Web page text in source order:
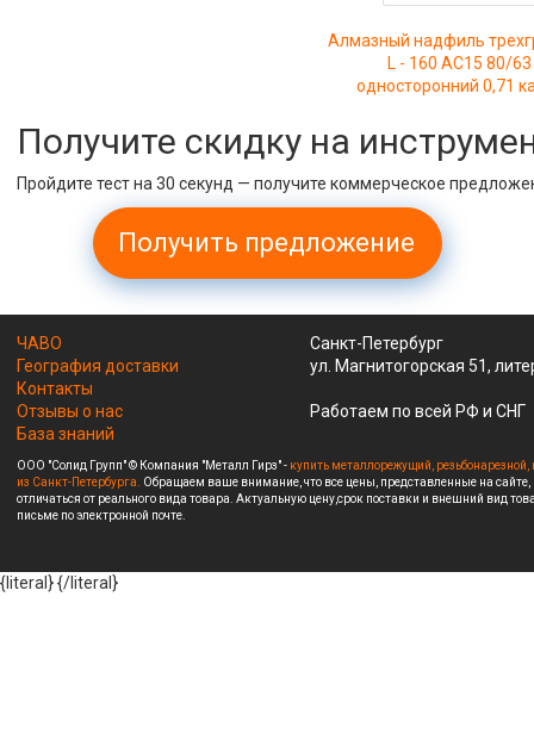
Алмазный надфиль
L - 160 АС15 80/63
односторонний 0,71
Получите скидку на
Пройдите тест на 30 секунд — получите коммерческое
Получить предложение
ЧАВО
География доставки
Контакты
Отзывы о нас
База знаний
Санкт-Петербург
ул. Магнитогорская 51,
Работаем по всей РФ и СНГ
ООО "Солид Групп" © Компания "Металл Гирз" - купить металлорежущий,
из Санкт-Петербурга. Обращаем ваше внимание, что все цены, представленные на
отличаться от реального вида товара. Актуальную цену,срок поставки и внешний вид
письме по электронной почте.
{literal}{/literal}